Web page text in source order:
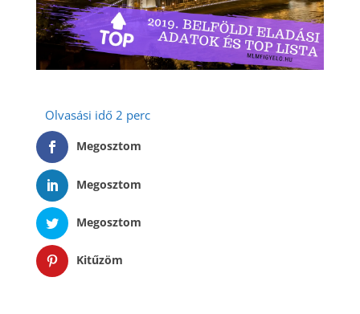
Megosztom
Megosztom
Megosztom
Kitűzöm